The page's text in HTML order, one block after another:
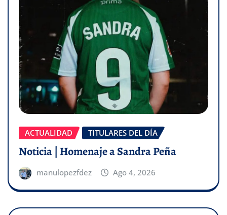
ACTUALIDAD TITULARES DEL DÍA
Noticia | Homenaje a Sandra Peña
manulopezfdez Ago 4, 2026